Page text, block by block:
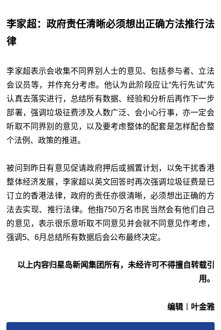
李家超：政府责任清晰必须想出正确方法推行法
律
李家超表示会收集不同界别人士的意见、包括参与者、立法
会议员等，并作充分考虑。他认为此阶段应让“先行先试”先
认真去落实进行，总结所有数据、经验和分析后再作下一步
部署，强调垃圾征费涉及人数广泛、会小心行事，亦一定会
听取不同界别的意见，以及要考虑整体的配套是怎样配合整
个法例、政策的推进。
被问到昨日有意见促请政府押后或搁置计划，以免干扰香港
整体经济发展，李家超以英文回答时再次强调垃圾征费是已
订立的香港法律，政府的责任亦很清晰，必须想出正确的方
法去实现、推行法律。他指750万名市民当然会有他们自己
的意见，表示很乐意听取不同意见并会就不同意见作考虑，
强调5、6月总结所有数据后会公布最终决定。
以上内容归星岛新闻集团所有，未经许可不得擅自转载引
用。
编辑︱叶金雅